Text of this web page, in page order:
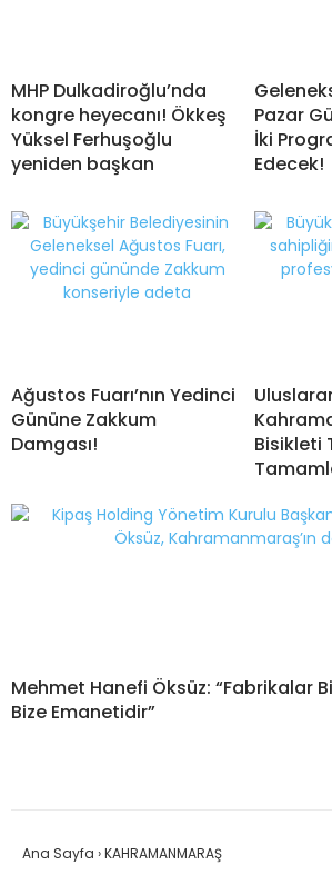
MHP Dulkadiroğlu’nda
kongre heyecanı! Ökkeş
Yüksel Ferhuşoğlu
yeniden başkan
Pazar
İki
Edecek!
Ağustos Fuarı’nın Yedinci
Gününe Zakkum
Damgası!
Bisikleti
Mehmet Hanefi Öksüz: “Fabrikalar
Bize Emanetidir”
Ana Sayfa ›KAHRAMANMARAŞ